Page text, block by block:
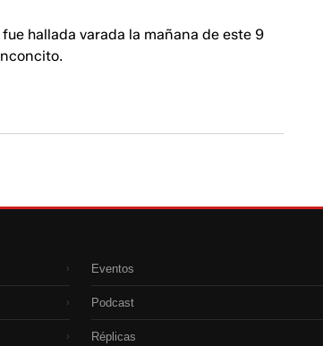
hallada varada la mañana de este 9
›
›
›
Eventos
Podcast
Réplicas